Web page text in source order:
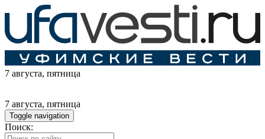
7 августа, пятница
7 августа, пятница
Toggle navigation
Поиск: